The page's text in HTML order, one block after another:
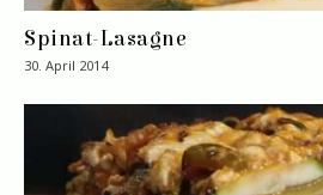
Spinat-Lasagne
30. April 2014